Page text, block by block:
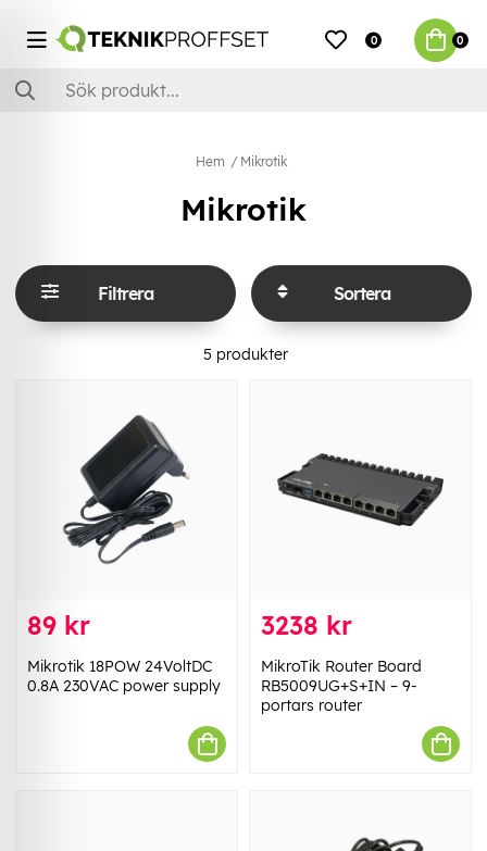
0 0
Hem Mikrotik
Mikrotik
Filtrera Sortera
5 produkter
89 kr
Mikrotik 18POW 24VoltDC
0.8A 230VAC power supply
3238 kr
MikroTik Router Board
RB5009UG+S+IN – 9-
portars router